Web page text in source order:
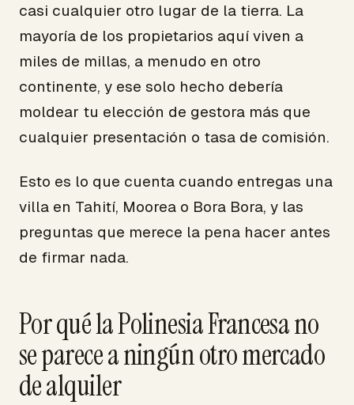
casi cualquier otro lugar de la tierra. La
mayoría de los propietarios aquí viven a
miles de millas, a menudo en otro
continente, y ese solo hecho debería
moldear tu elección de gestora más que
cualquier presentación o tasa de comisión.
Esto es lo que cuenta cuando entregas una
villa en Tahití, Moorea o Bora Bora, y las
preguntas que merece la pena hacer antes
de firmar nada.
Por qué la Polinesia Francesa no
se parece a ningún otro mercado
de alquiler